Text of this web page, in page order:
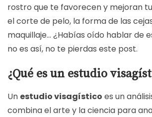
rostro que te favorecen y mejoran
el corte de pelo, la forma de las
maquillaje… ¿Habías oído hablar de
no es así, no te pierdas este post.
¿Qué es un estudio
Un estudio visagístico es un
combina el arte y la ciencia para